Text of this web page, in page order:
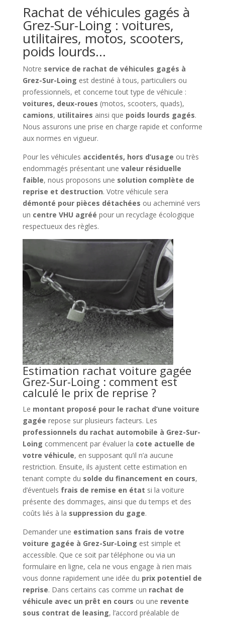
Rachat de véhicules gagés à
Grez-Sur-Loing : voitures,
utilitaires, motos, scooters,
poids lourds…
Notre service de rachat de véhicules gagés à
Grez-Sur-Loing est destiné à tous, particuliers ou
professionnels, et concerne tout type de véhicule :
voitures, deux-roues (motos, scooters, quads),
camions, utilitaires ainsi que poids lourds gagés.
Nous assurons une prise en charge rapide et conforme
aux normes en vigueur.
Pour les véhicules accidentés, hors d’usage ou très
endommagés présentant une valeur résiduelle
faible, nous proposons une solution complète de
reprise et destruction. Votre véhicule sera
démonté pour pièces détachées ou acheminé vers
un centre VHU agréé pour un recyclage écologique
respectueux des règles.
Estimation rachat voiture gagée
Grez-Sur-Loing : comment est
calculé le prix de reprise ?
Le montant proposé pour le rachat d’une voiture
gagée repose sur plusieurs facteurs. Les
professionnels du rachat automobile à Grez-Sur-
Loing commencent par évaluer la cote actuelle de
votre véhicule, en supposant qu’il n’a aucune
restriction. Ensuite, ils ajustent cette estimation en
tenant compte du solde du financement en cours,
d’éventuels frais de remise en état si la voiture
présente des dommages, ainsi que du temps et des
coûts liés à la suppression du gage.
Demander une estimation sans frais de votre
voiture gagée à Grez-Sur-Loing est simple et
accessible. Que ce soit par téléphone ou via un
formulaire en ligne, cela ne vous engage à rien mais
vous donne rapidement une idée du prix potentiel de
reprise. Dans certains cas comme un rachat de
véhicule avec un prêt en cours ou une revente
sous contrat de leasing, l’accord préalable de